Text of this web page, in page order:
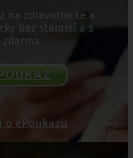
na zdravotnické a
bez starostí a s
o ePoukazu